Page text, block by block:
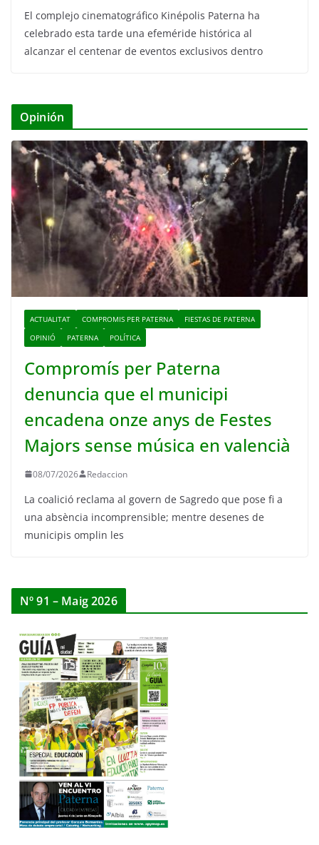
El complejo cinematográfico Kinépolis Paterna ha
celebrado esta tarde una efeméride histórica al
alcanzar el centenar de eventos exclusivos dentro
Opinión
ACTUALITAT COMPROMIS PER PATERNA
FIESTAS DE PATERNA
OPINIÓ
PATERNA POLÍTICA
Compromís per Paterna
denuncia que el municipi
encadena onze anys de Festes
Majors sense música en valencià
08/07/2026 Redaccion
La coalició reclama al govern de Sagredo que pose fi a
una absència incomprensible; mentre desenes de
municipis omplin les
Nº 91 – Maig 2026